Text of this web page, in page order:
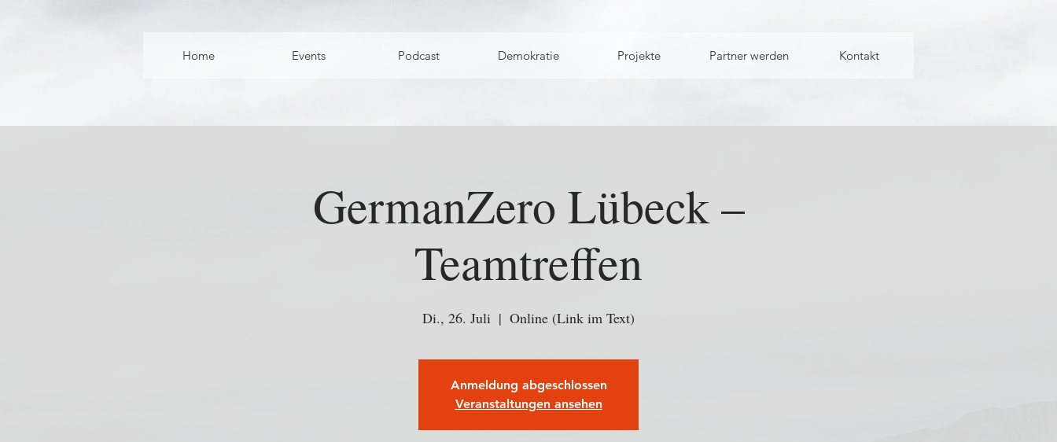
Home Events Podcast Demokratie Projekte Partner werden Kontakt
GermanZero Lübeck –
Teamtreffen
Di., 26. Juli
  |
Online (Link im Text)
Anmeldung abgeschlossen
Veranstaltungen ansehen